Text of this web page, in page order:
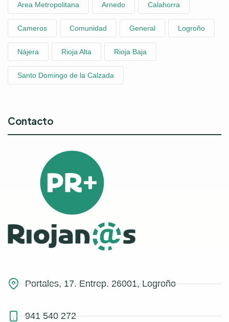
Area Metropolitana Arnedo Calahorra
Cameros Comunidad General Logroño
Nájera Rioja Alta Rioja Baja
Santo Domingo de la Calzada
Contacto
Portales, 17. Entrep. 26001, Logroño
941 540 272